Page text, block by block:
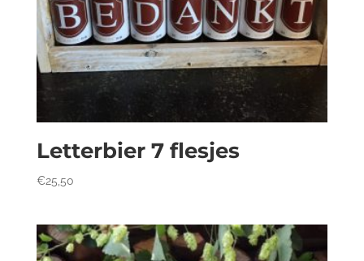
Letterbier 7 flesjes
€25,50